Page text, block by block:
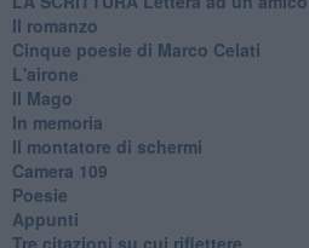
Il romanzo
Cinque poesie di Marco Celati
L'airone
Il Mago
In memoria
Il montatore di schermi
Camera 109
Poesie
Appunti
Tre citazioni su cui riflettere